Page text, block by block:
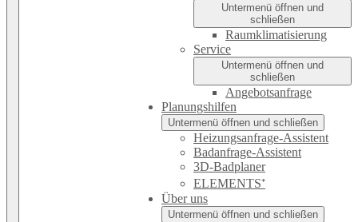
Untermenü öffnen und
schließen
Raumklimatisierung
Service
Untermenü öffnen und
schließen
Angebotsanfrage
Planungshilfen
Untermenü öffnen und schließen
Heizungsanfrage-Assistent
Badanfrage-Assistent
3D-Badplaner
ELEMENTS⁺
Über uns
Untermenü öffnen und schließen